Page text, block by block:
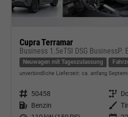
Cupra Terramar
Neuwagen mit Tageszulassung
unverbindliche Lieferzeit: ca. anfang
Fahrzeugnr. 50458 Getriebe
Kraftstoff Benzin Außenfarbe